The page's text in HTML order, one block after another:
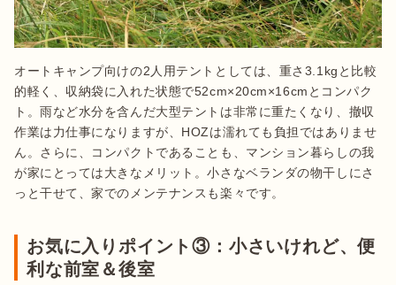
オートキャンプ向けの2人用テントとしては、重さ3.1kgと比較
的軽く、収納袋に入れた状態で52cm×20cm×16cmとコンパク
ト。雨など水分を含んだ大型テントは非常に重たくなり、撤収
作業は力仕事になりますが、HOZは濡れても負担ではありませ
ん。さらに、コンパクトであることも、マンション暮らしの我
が家にとっては大きなメリット。小さなベランダの物干しにさ
っと干せて、家でのメンテナンスも楽々です。
お気に入りポイント③：小さいけれど、便
利な前室＆後室